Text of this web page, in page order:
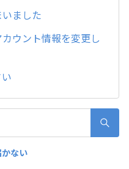
ました
ウント情報を変更し
ない